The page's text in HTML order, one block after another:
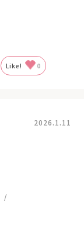
Like! 0
2026.1.11